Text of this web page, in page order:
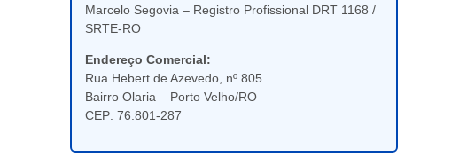
Marcelo Segovia – Registro Profissional DRT 1168 /
SRTE-RO
Endereço Comercial:
Rua Hebert de Azevedo, nº 805
Bairro Olaria – Porto Velho/RO
CEP: 76.801-287